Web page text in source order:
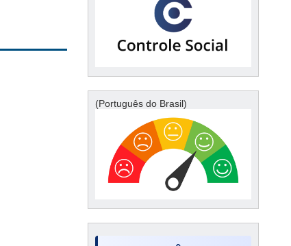
(Português do Brasil)